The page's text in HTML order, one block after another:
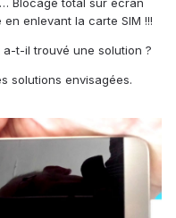
Blocage total sur écran
enlevant la carte SIM !!!
t-il trouvé une solution ?
solutions envisagées.